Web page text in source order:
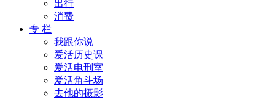
出行
消费
专 栏
我跟你说
爱活历史课
爱活电刑室
爱活角斗场
去他的摄影